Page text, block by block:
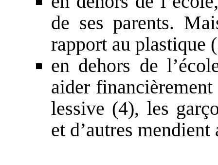
de ses parents.
rapport au plastique
en dehors de
aider
lessive (4), les
et d’autres